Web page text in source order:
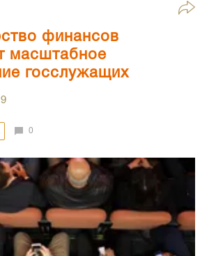
финансов
масштабное
госслужащих
0